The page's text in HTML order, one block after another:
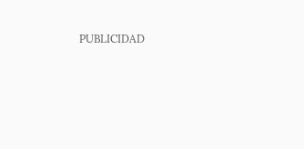
PUBLICIDAD